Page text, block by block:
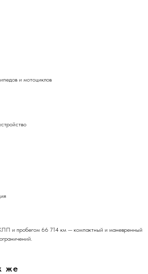
и мотоциклов
и пробегом 66 714 км — компактный и маневренный
же